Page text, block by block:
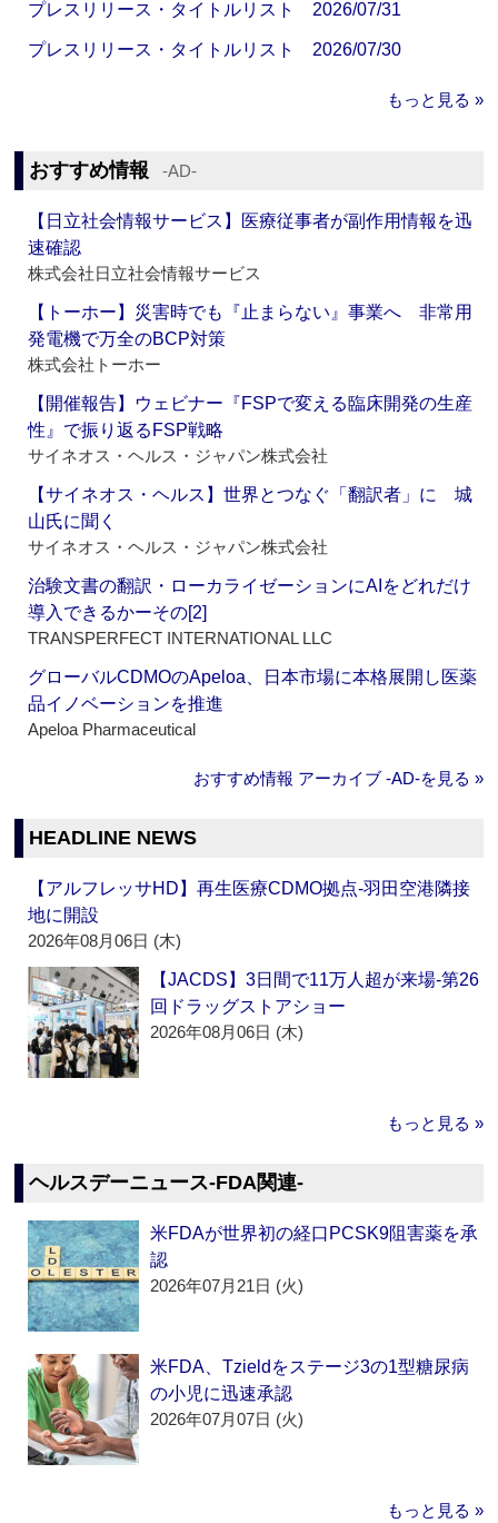
プレスリリース・タイトルリスト 2026/07/31
プレスリリース・タイトルリスト 2026/07/30
もっと見る »
おすすめ情報 ‐AD‐
【日立社会情報サービス】医療従事者が副作用情報を迅
速確認
株式会社日立社会情報サービス
【トーホー】災害時でも『止まらない』事業へ 非常用
発電機で万全のBCP対策
株式会社トーホー
【開催報告】ウェビナー『FSPで変える臨床開発の生産
性』で振り返るFSP戦略
サイネオス・ヘルス・ジャパン株式会社
【サイネオス・ヘルス】世界とつなぐ「翻訳者」に 城
山氏に聞く
サイネオス・ヘルス・ジャパン株式会社
治験文書の翻訳・ローカライゼーションにAIをどれだけ
導入できるかーその[2]
TRANSPERFECT INTERNATIONAL LLC
グローバルCDMOのApeloa、日本市場に本格展開し医薬
品イノベーションを推進
Apeloa Pharmaceutical
おすすめ情報 アーカイブ ‐AD‐を見る »
HEADLINE NEWS
【アルフレッサHD】再生医療CDMO拠点‐羽田空港隣接
地に開設
2026年08月06日 (木)
【JACDS】3日間で11万人超が来場‐第26
回ドラッグストアショー
2026年08月06日 (木)
もっと見る »
ヘルスデーニュース‐FDA関連‐
米FDAが世界初の経口PCSK9阻害薬を承
認
2026年07月21日 (火)
米FDA、Tzieldをステージ3の1型糖尿病
の小児に迅速承認
2026年07月07日 (火)
もっと見る »